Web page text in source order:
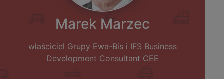
Marek Marzec
właściciel Grupy Ewa-Bis i IFS Business
Development Consultant CEE